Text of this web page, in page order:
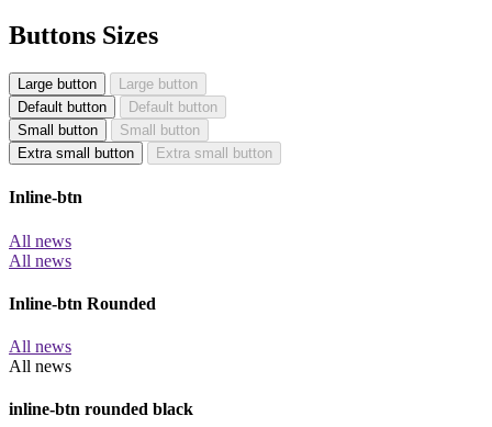
Buttons Sizes
Large button
Large button
Default button
Default button
Small button
Small button
Extra small button
Extra small button
Inline-btn
All news
All news
Inline-btn Rounded
All news
All news
inline-btn rounded black